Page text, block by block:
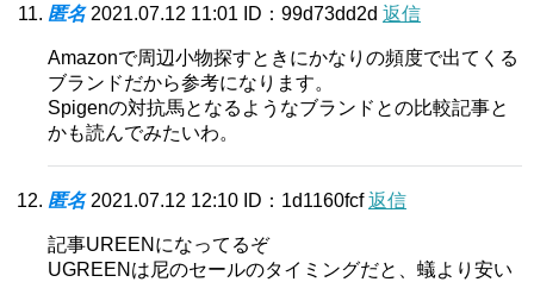
匿名 2021.07.12 11:01 ID：99d73dd2d 返信
Amazonで周辺小物探すときにかなりの頻度で出てくる
ブランドだから参考になります。
Spigenの対抗馬となるようなブランドとの比較記事と
かも読んでみたいわ。
匿名 2021.07.12 12:10 ID：1d1160fcf返信
記事UREENになってるぞ
UGREENは尼のセールのタイミングだと、蟻より安い